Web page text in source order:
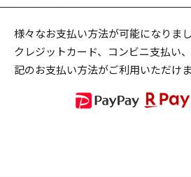
リセット この内
様々なお支払い方法が可能になりまし
クレジットカード、コンビニ支払い
記のお支払い方法がご利用いただけま